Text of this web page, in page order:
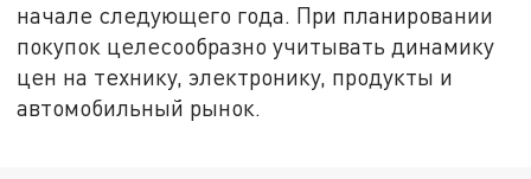
начале следующего года. При планировании
покупок целесообразно учитывать динамику
цен на технику, электронику, продукты и
автомобильный рынок.